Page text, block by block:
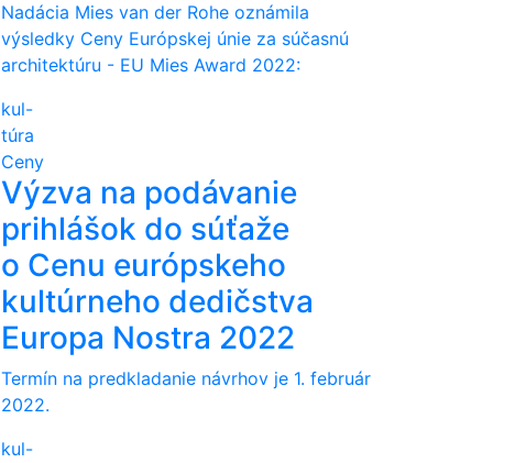
Nadácia Mies van der Rohe oznámila
výsledky Ceny Európskej únie za súčasnú
architektúru - EU Mies Award 2022:
kul-
túra
Ceny
Výzva na podávanie
prihlášok do súťaže
o Cenu európskeho
kultúrneho dedičstva
Europa Nostra 2022
Termín na predkladanie návrhov je 1. február
2022.
kul-